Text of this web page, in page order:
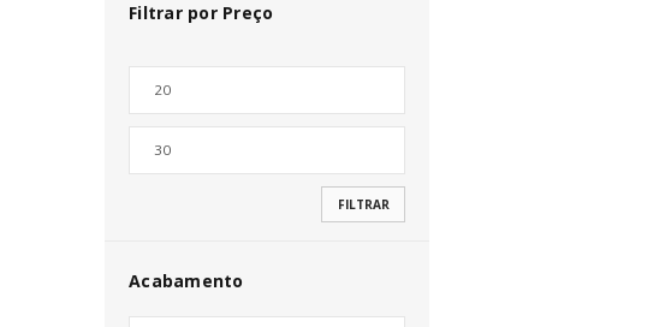
*
Filtrar por Preço
FILTRAR
Acabamento